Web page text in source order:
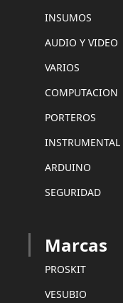
INSUMOS
AUDIO Y VIDEO
VARIOS
COMPUTACION
PORTEROS
INSTRUMENTAL
ARDUINO
SEGURIDAD
Marcas
PROSKIT
VESUBIO